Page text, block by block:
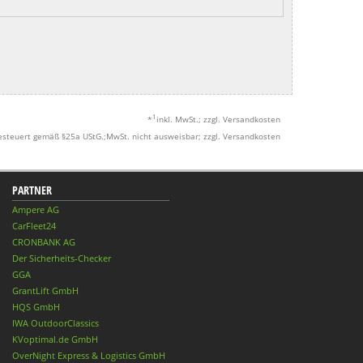
* 1 inkl. MwSt.; zzgl. Versandkosten
gemäß §25a UStG.;MwSt. nicht ausweisbar; zzgl. Versandkosten
PARTNER
Ampere AG
CarFleet24
CRONBANK AG
Der Sicherheits-Checker
GGA
GrantLift GmbH
HQS GmbH
IWA OutdoorClassics
KVoptimal.de GmbH
OverNight Express & Logistics GmbH